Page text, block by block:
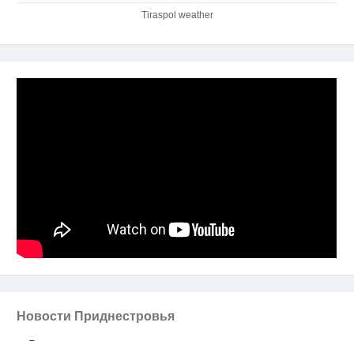
Tiraspol weather
Новости Приднестровья